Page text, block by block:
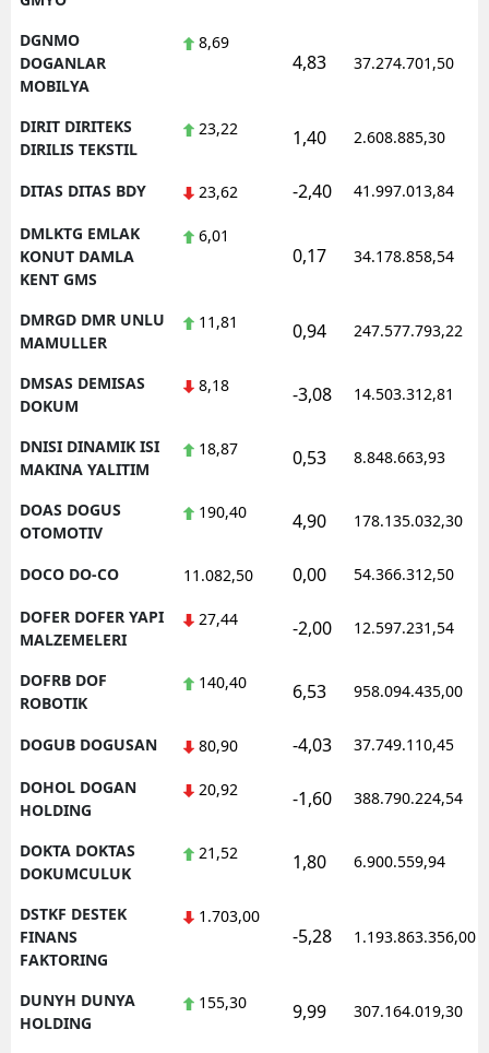
DGNMO
DOGANLAR
MOBILYA
8,69
4,83 37.274.701,50
DIRIT DIRITEKS
DIRILIS TEKSTIL
23,22 1,40 2.608.885,30
DITAS DITAS BDY 23,62 -2,40 41.997.013,84
DMLKTG EMLAK
KONUT DAMLA
KENT GMS
6,01
0,17 34.178.858,54
DMRGD DMR UNLU
MAMULLER
11,81 0,94 247.577.793,22
DMSAS DEMISAS
DOKUM
8,18 -3,08 14.503.312,81
DNISI DINAMIK ISI
MAKINA YALITIM
18,87 0,53 8.848.663,93
DOAS DOGUS
OTOMOTIV
190,40 4,90 178.135.032,30
DOCO DO-CO 11.082,50 0,00 54.366.312,50
DOFER DOFER YAPI
MALZEMELERI
27,44 -2,00 12.597.231,54
DOFRB DOF
ROBOTIK
140,40 6,53 958.094.435,00
DOGUB DOGUSAN 80,90 -4,03 37.749.110,45
DOHOL DOGAN
HOLDING
20,92 -1,60 388.790.224,54
DOKTA DOKTAS
DOKUMCULUK
21,52 1,80 6.900.559,94
DSTKF DESTEK
FINANS
FAKTORING
1.703,00
-5,28 1.193.863.356,00
DUNYH DUNYA
HOLDING
155,30 9,99 307.164.019,30